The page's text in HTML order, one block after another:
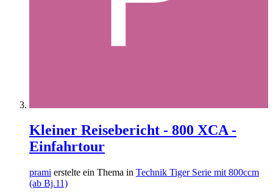
Kleiner Reisebericht - 800 XCA -
Einfahrtour
prami erstelte ein Thema in Technik Tiger Serie mit 800ccm
(ab Bj.11)